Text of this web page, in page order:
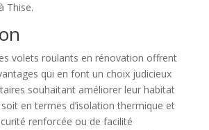
Thise.
volets roulants en rénovation offrent
qui en font un choix judicieux
souhaitant améliorer leur habitat
en termes d’isolation thermique et
renforcée ou de facilité